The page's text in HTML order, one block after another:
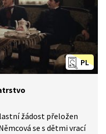
PL
žádost přeložen
se s dětmi vrací